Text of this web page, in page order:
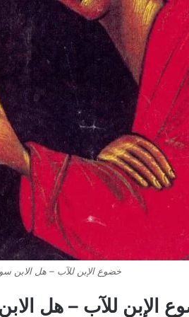
خضوع الإبن للآب – هل الابن
الإبن للآب – هل